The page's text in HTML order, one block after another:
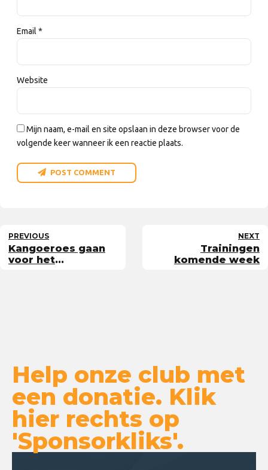
Email *
Website
Mijn naam, e-mail en site opslaan in deze browser voor de
volgende keer wanneer ik een reactie plaats.
POST COMMENT
PREVIOUS
Kangoeroes gaan
voor het
NEXT
Trainingen
komende week
Help onze club met
een donatie. Klik
hier rechts op
'Sponsorkliks'.